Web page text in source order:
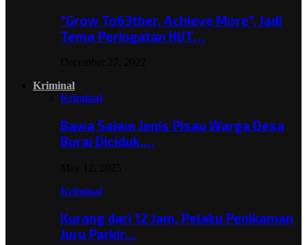
“Grow To63ther, Achieve More”, Jadi
Tema Peringatan HUT…
Kriminal
Kriminal
Bawa Sajam Jenis Pisau Warga Desa
Burai Diciduk,…
Kriminal
Kurang dari 12 Jam, Pelaku Penikaman
Juru Parkir…